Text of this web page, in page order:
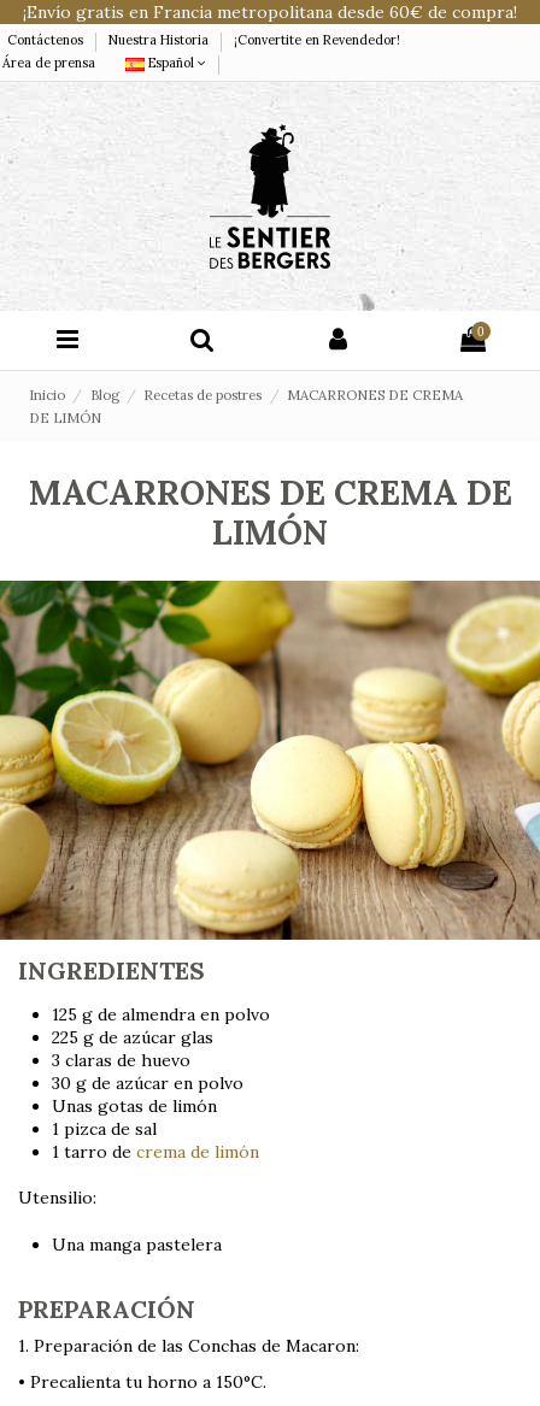
¡Envío gratis en Francia metropolitana desde 60€ de compra!
Contáctenos Nuestra Historia
¡Convertite en Revendedor!
Área de prensa
Español
0
Inicio Blog Recetas de postres
MACARRONES DE CREMA
DE LIMÓN
MACARRONES DE CREMA DE
LIMÓN
INGREDIENTES
125 g de almendra en polvo
225 g de azúcar glas
3 claras de huevo
30 g de azúcar en polvo
Unas gotas de limón
1 pizca de sal
1 tarro de crema de limón
Utensilio:
Una manga pastelera
PREPARACIÓN
1. Preparación de las Conchas de Macaron:
• Precalienta tu horno a 150°C.